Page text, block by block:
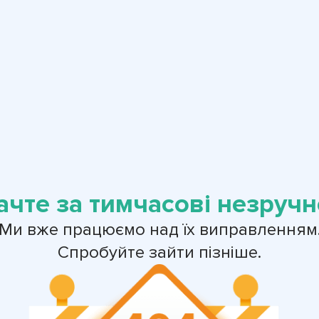
за тимчасові
вже працюємо над їх
Спробуйте зайти пізніше.